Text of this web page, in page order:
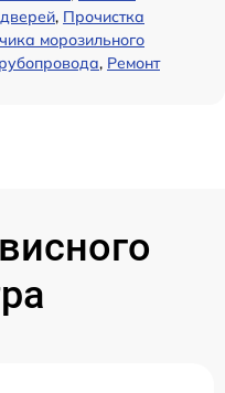
, Прочистка
морозильного
, Ремонт